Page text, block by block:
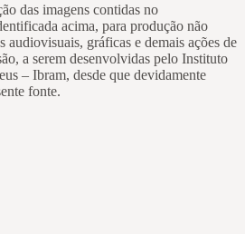
das imagens contidas no
acima, para produção não
audiovisuais, gráficas e demais ações de
a serem desenvolvidas pelo Instituto
– Ibram, desde que devidamente
fonte.